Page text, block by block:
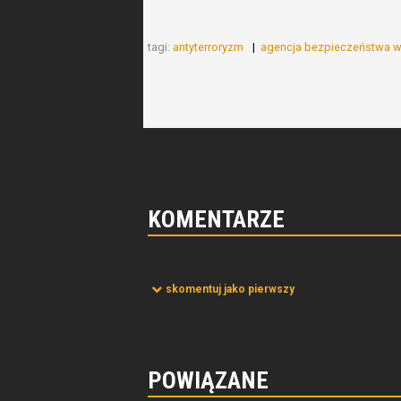
tagi: antyterroryzm agencja bezpieczeństwa
KOMENTARZE
skomentuj jako pierwszy
POWIĄZANE